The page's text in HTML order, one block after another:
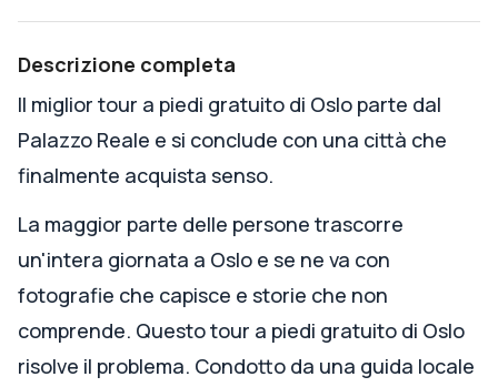
Descrizione completa
Il miglior tour a piedi gratuito di Oslo parte dal
Palazzo Reale e si conclude con una città che
finalmente acquista senso.
La maggior parte delle persone trascorre
un'intera giornata a Oslo e se ne va con
fotografie che capisce e storie che non
comprende. Questo tour a piedi gratuito di Oslo
risolve il problema. Condotto da una guida locale